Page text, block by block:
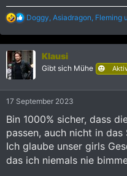
R
a
k
t
i
o
n
:
Doggy Asiadragon Fleming
Klausi
Gibt sich Mühe
17 September 2023
Bin 1000% sicher, dass
passen, auch nicht in das
Ich glaube unser girls
das ich niemals nie